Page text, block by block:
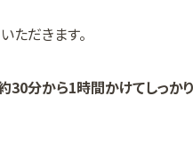
ただきます。
30分から1時間かけてしっか